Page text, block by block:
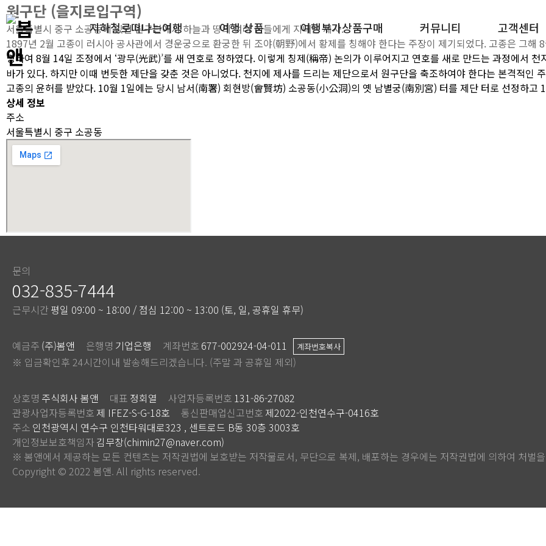
지하철로떠나는여행 여행 상품
여행상품1
여행상품2
여행부가상품구매
화장품 / 미용
홍삼 / 건강식품
커뮤니티
공지 / 이벤트
고객센터
문의하기
자주 묻는 질문
원구단 (을지로입구역)
서울특별시 중구 소공동에 있던 원구단에서 하늘과 땅의 여러 신들에게 지내는 제사.
1897년 2월 고종이 러시아 공사관에서 경운궁으로 환궁한 뒤 조야(朝野)에서 황제를 칭해야 한다는 주장이 제기되었다. 고종은 그해
명하여 8월 14일 조정에서 ‘광무(光武)’를 새 연호로 정하였다. 이렇게 칭제(稱帝) 논의가 이루어지고 연호를 새로 만드는 과정에서
바가 있다. 하지만 이때 번듯한 제단을 갖춘 것은 아니었다. 천지에 제사를 드리는 제단으로서 원구단을 축조하여야 한다는 본격적
고종의 윤허를 받았다. 10월 1일에는 당시 남서(南署) 회현방(會賢坊) 소공동(小公洞)의 옛 남별궁(南別宮) 터를 제단 터로 선정하고
상세 정보
주소
서울특별시 중구 소공동
문의
032-835-7444
근무시간 평일 09:00 ~ 18:00 / 점심 12:00 ~ 13:00 (토, 일, 공휴일 휴무)
예금주 (주)봄앤 은행명 기업은행 계좌번호 677-002924-04-011 계좌번호복사
※ 입금확인후 24시간이내 발송해드리겠습니다. (주말 과 공휴일 제외)
상호명 주식회사 봄앤 대표 정회열 사업자등록번호 131-86-27082
관광사업자등록번호 제 IFEZ-S-G-18호 통신판매업신고번호 제2022-인천연수구-0416호
주소 인천광역시 연수구 인천타워대로323 , 센트로드 B동 30층 3003호
개인정보보호책임자김무창(chimin27@naver.com)
※ 봄앤에서 제공하는 모든 컨텐츠는 저작권법에 보호받는 저작물로서, 무단으로 복제, 배포하는 경우에는 저작권법에 의하여 처벌
Copyright © 2022 봄앤. All rights reserved.